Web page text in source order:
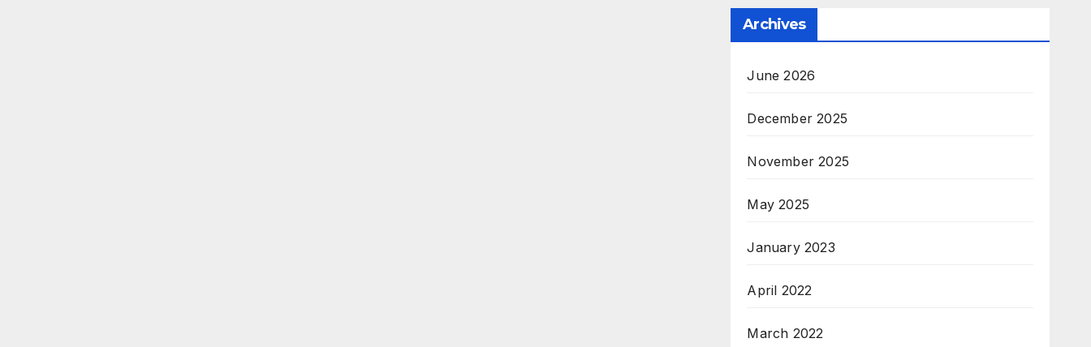
Archives
June 2026
December 2025
November 2025
May 2025
January 2023
April 2022
March 2022